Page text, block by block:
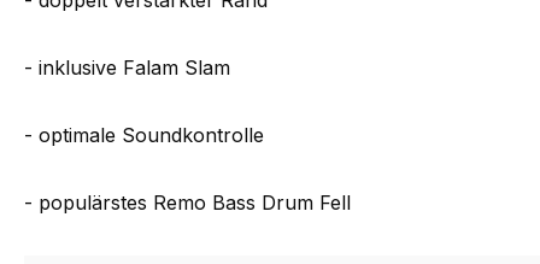
- inklusive Falam Slam
- optimale Soundkontrolle
- populärstes Remo Bass Drum Fell